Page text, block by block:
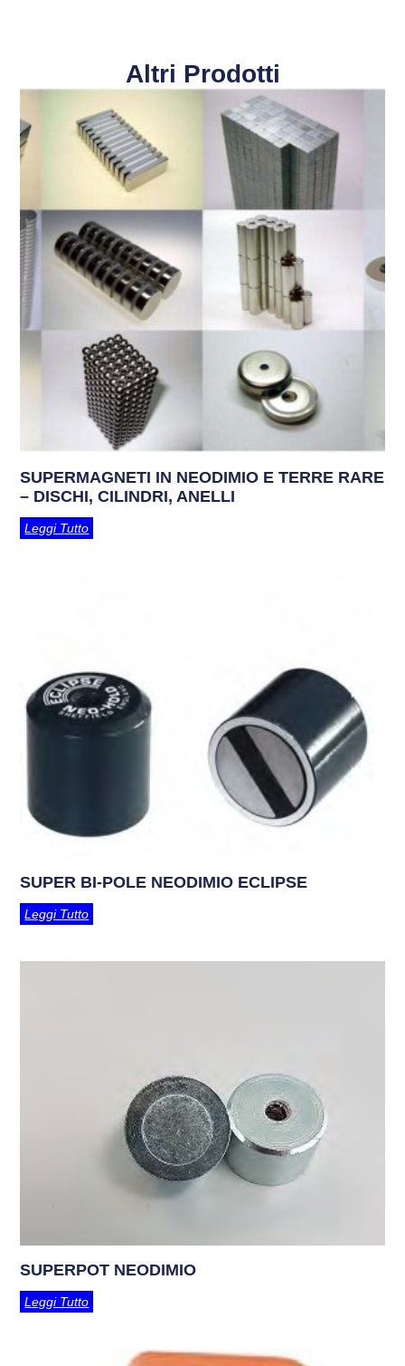
Altri Prodotti
SUPERMAGNETI IN NEODIMIO E TERRE RARE
– DISCHI, CILINDRI, ANELLI
Leggi Tutto
SUPER BI-POLE NEODIMIO ECLIPSE
Leggi Tutto
SUPERPOT NEODIMIO
Leggi Tutto